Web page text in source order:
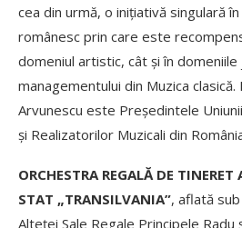
cea din urmă, o inițiativă singulară
românesc prin care este
domeniul artistic, cât şi în domeniile
managementului din Muzica clasică.
Arvunescu este Președintele
și Realizatorilor Muzicali din
ORCHESTRA REGALĂ DE
STAT „TRANSILVANIA”, aflată
Alteței Sale Regale Principele